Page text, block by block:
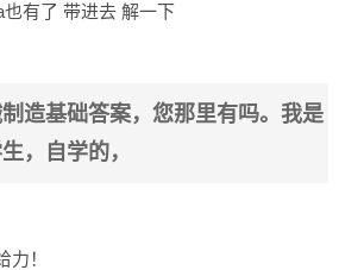
有了 带进去 解一下
造基础答案，您那里有吗。我是
，自学的，
！